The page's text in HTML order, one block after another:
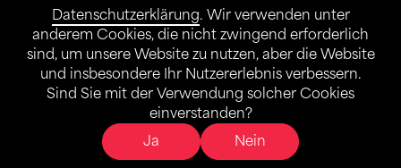
Datenschutzerklärung. Wir verwenden unter
anderem Cookies, die nicht zwingend erforderlich
sind, um unsere Website zu nutzen, aber die Website
und insbesondere Ihr Nutzererlebnis verbessern.
Sind Sie mit der Verwendung solcher Cookies
einverstanden?
Ja
Nein